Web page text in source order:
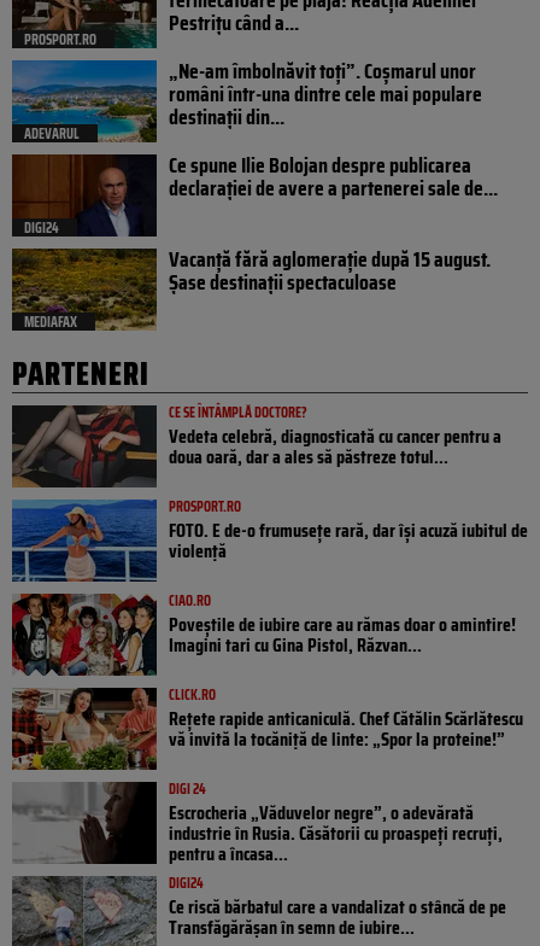
PROSPORT.RO Pestrițu când a...
ADEVARUL
„Ne-am îmbolnăvit toți”. Coșmarul unor
români într-una dintre cele mai populare
destinații din...
DIGI24
Ce spune Ilie Bolojan despre publicarea
declarației de avere a partenerei sale de...
MEDIAFAX
Vacanță fără aglomerație după 15 august.
Șase destinații spectaculoase
PARTENERI
CE SE ÎNTÂMPLĂ DOCTORE?
Vedeta celebră, diagnosticată cu cancer pentru a
doua oară, dar a ales să păstreze totul...
PROSPORT.RO
FOTO. E de-o frumusețe rară, dar își acuză iubitul de
violență
CIAO.RO
Poveştile de iubire care au rămas doar o amintire!
Imagini tari cu Gina Pistol, Răzvan...
CLICK.RO
Rețete rapide anticaniculă. Chef Cătălin Scărlătescu
vă invită la tocăniță de linte: „Spor la proteine!”
DIGI 24
Escrocheria „Văduvelor negre”, o adevărată
industrie în Rusia. Căsătorii cu proaspeți recruți,
pentru a încasa...
DIGI24
Ce riscă bărbatul care a vandalizat o stâncă de pe
Transfăgărășan în semn de iubire...